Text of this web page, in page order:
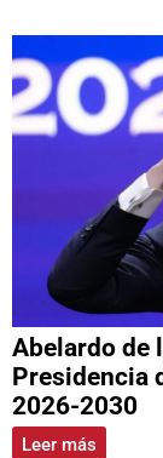
Abelardo de
Presidencia
2026-2030
Leer más